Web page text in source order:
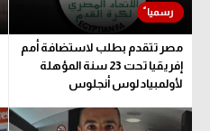
مصر تتقدم بطلب لاستضافة أمم
إفريقيا تحت 23 سنة المؤهلة
لأولمبياد لوس أنجلوس